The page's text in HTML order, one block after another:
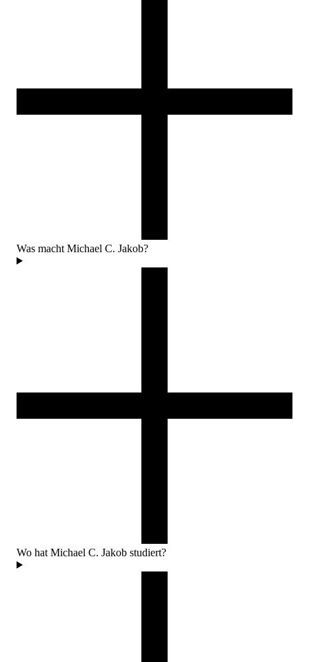
Was macht Michael C. Jakob?
Wo hat Michael C. Jakob studiert?